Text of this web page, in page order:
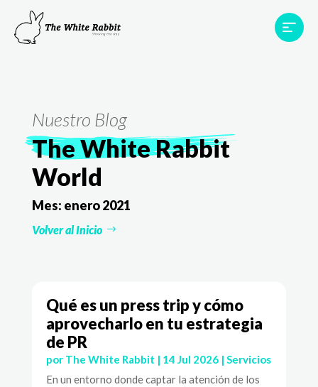
Proyectos
Testimonios
Nuestro Blog
The White Rabbit
World
Mes: enero 2021
Volver al Inicio
Qué es un press trip y cómo
aprovecharlo en tu estrategia
de PR
por The White Rabbit | 14 Jul 2026| Servicios
En un entorno donde captar la atención de los